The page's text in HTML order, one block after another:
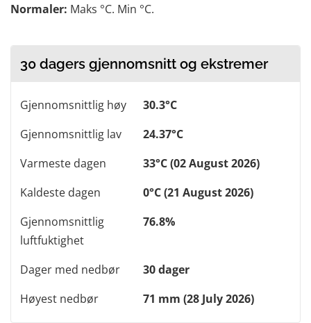
Normaler: Maks °C. Min °C.
30 dagers gjennomsnitt og ekstremer
Gjennomsnittlig høy
30.3°C
Gjennomsnittlig lav
24.37°C
Varmeste dagen
33°C (02 August 2026)
Kaldeste dagen
0°C (21 August 2026)
Gjennomsnittlig
luftfuktighet
76.8%
Dager med nedbør
30 dager
Høyest nedbør
71 mm (28 July 2026)